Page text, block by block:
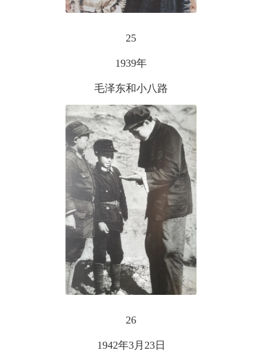
25
1939年
毛泽东和小八路
26
1942年3月23日